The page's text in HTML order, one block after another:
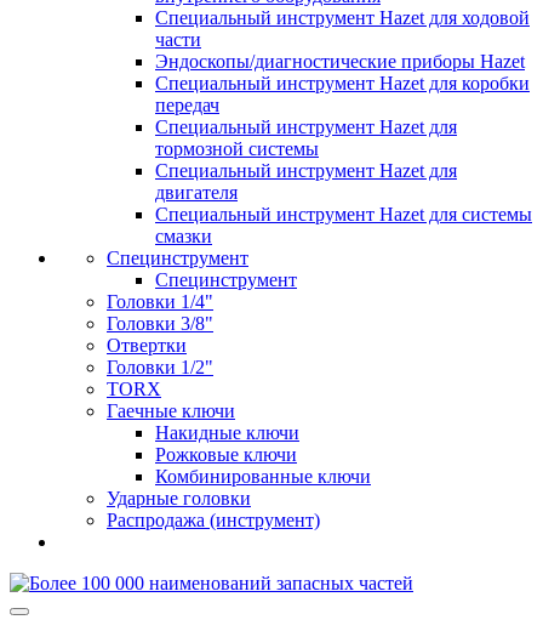
Специальный инструмент Hazet для ходовой
части
Эндоскопы/диагностические приборы Hazet
Специальный инструмент Hazet для коробки
передач
Специальный инструмент Hazet для
тормозной системы
Специальный инструмент Hazet для
двигателя
Специальный инструмент Hazet для системы
смазки
Специнструмент
Специнструмент
Головки 1/4"
Головки 3/8"
Отвертки
Головки 1/2"
TORX
Гаечные ключи
Накидные ключи
Рожковые ключи
Комбинированные ключи
Ударные головки
Распродажа (инструмент)